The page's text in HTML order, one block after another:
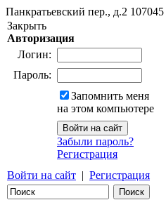
Панкратьевский пер., д.2 107045
Закрыть
Авторизация
Логин:
Пароль:
Запомнить меня
на этом компьютере
Забыли пароль?
Регистрация
Войти на сайт | Регистрация